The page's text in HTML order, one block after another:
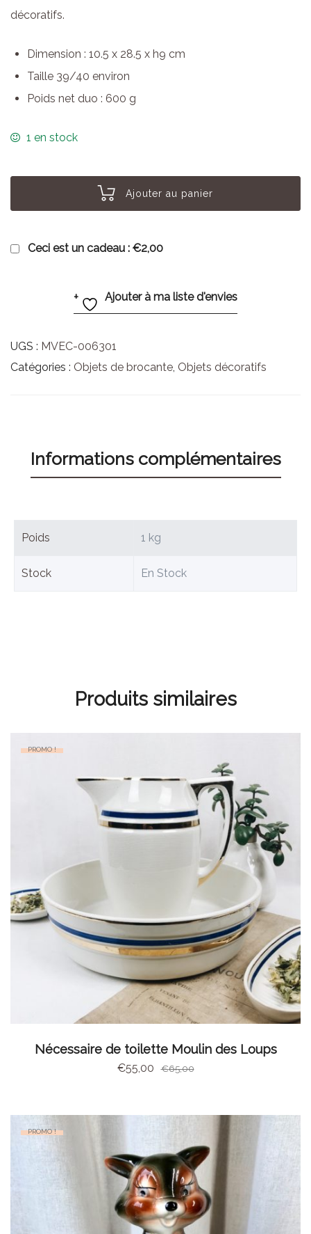
décoratifs.
Dimension : 10.5 x 28.5 x h9 cm
Taille 39/40 environ
Poids net duo : 600 g
1 en stock
Ajouter au panier
Ceci est un cadeau : €2,00
Ajouter à ma liste d'envies
UGS : MVEC-006301
Catégories : Objets de brocante Objets décoratifs
Informations complémentaires
Poids 1 kg
Stock En Stock
Produits similaires
PROMO !
AJOUTER AU PANIER
Nécessaire de toilette Moulin des Loups
€65,00
€55,00
PROMO !